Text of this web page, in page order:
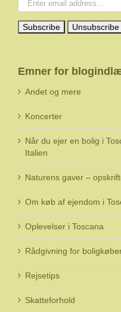
Emner for
Andet og mere
Koncerter
Når du ejer en bolig i
Italien
Naturens gaver –
Om køb af ejendom i
Oplevelser i Toscana
Rådgivning for
Rejsetips
Skatteforhold